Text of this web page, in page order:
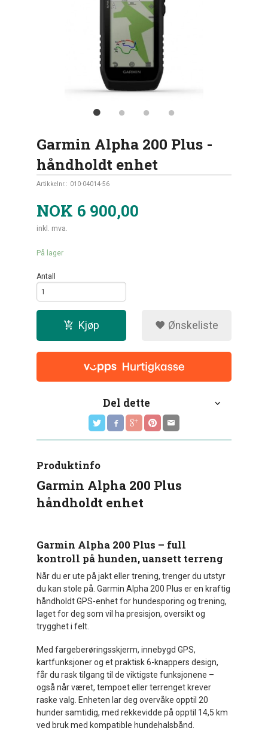
Garmin Alpha 200 Plus -
håndholdt enhet
Artikkelnr.: 010-04014-56
NOK 6 900,00
inkl. mva.
På lager
Antall
Kjøp Ønskeliste
Del dette
Produktinfo
Garmin Alpha 200 Plus
håndholdt enhet
Garmin Alpha 200 Plus – full
kontroll på hunden, uansett terreng
Når du er ute på jakt eller trening, trenger du utstyr
du kan stole på. Garmin Alpha 200 Plus er en kraftig
håndholdt GPS-enhet for hundesporing og trening,
laget for deg som vil ha presisjon, oversikt og
trygghet i felt.
Med fargeberøringsskjerm, innebygd GPS,
kartfunksjoner og et praktisk 6-knappers design,
får du rask tilgang til de viktigste funksjonene –
også når været, tempoet eller terrenget krever
raske valg. Enheten lar deg overvåke opptil 20
hunder samtidig, med rekkevidde på opptil 14,5 km
ved bruk med kompatible hundehalsbånd.